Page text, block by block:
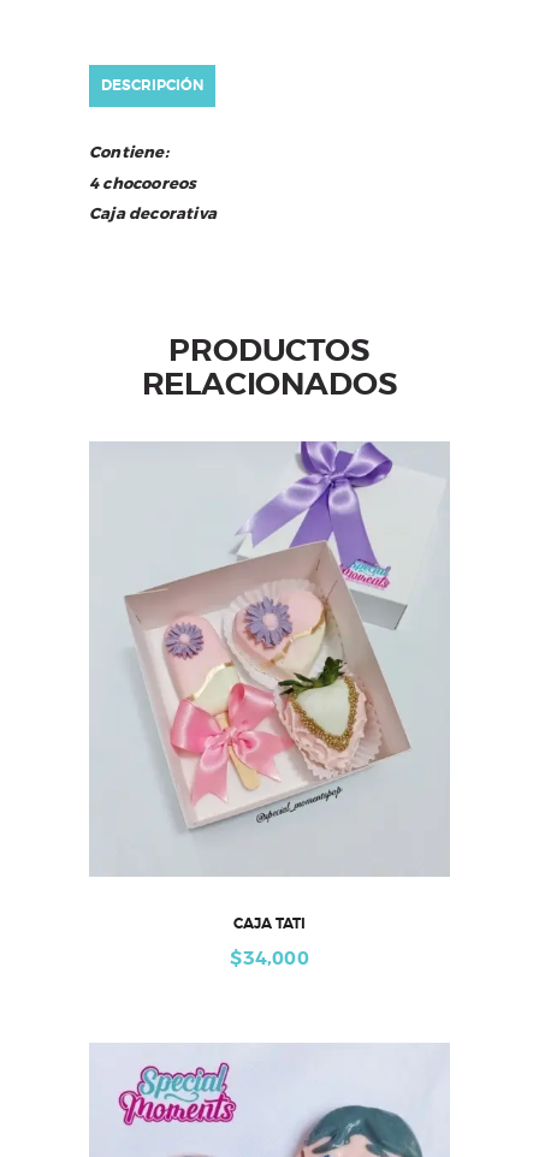
DESCRIPCIÓN
Contiene:
4 chocooreos
Caja decorativa
PRODUCTOS
RELACIONADOS
CAJA TATI
$34,000